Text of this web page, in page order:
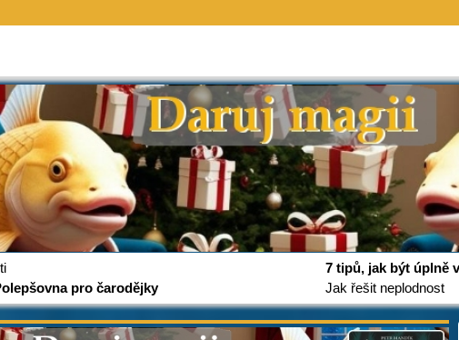
pro čarodějky
7 tipů, jak být úplně
Jak řešit neplodnost